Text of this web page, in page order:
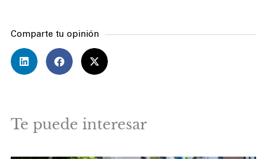
Comparte tu opinión
Te puede interesar